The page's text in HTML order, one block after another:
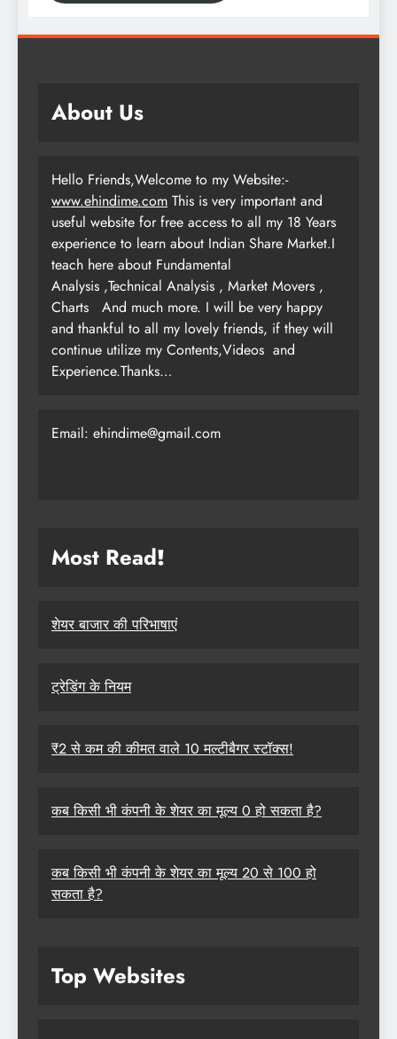
About Us
Hello Friends,Welcome to my Website:-
www.ehindime.com This is very important and
useful website for free access to all my 18 Years
experience to learn about Indian Share Market.I
teach here about Fundamental
Analysis ,Technical Analysis , Market Movers ,
Charts
And much more. I will be very happy
and thankful to all my lovely friends, if they will
continue utilize my Contents,Videos and
Experience.Thanks…
Email: ehindime@gmail.com
Most Read!
शेयर बाजार की परिभाषाएं
ट्रेडिंग के नियम
₹2 से कम की कीमत वाले 10 मल्टीबैगर स्टॉक्स!
कब किसी भी कंपनी के शेयर का मूल्य 0 हो सकता है?
कब किसी भी कंपनी के शेयर का मूल्य 20 से 100 हो
सकता है?
Top Websites